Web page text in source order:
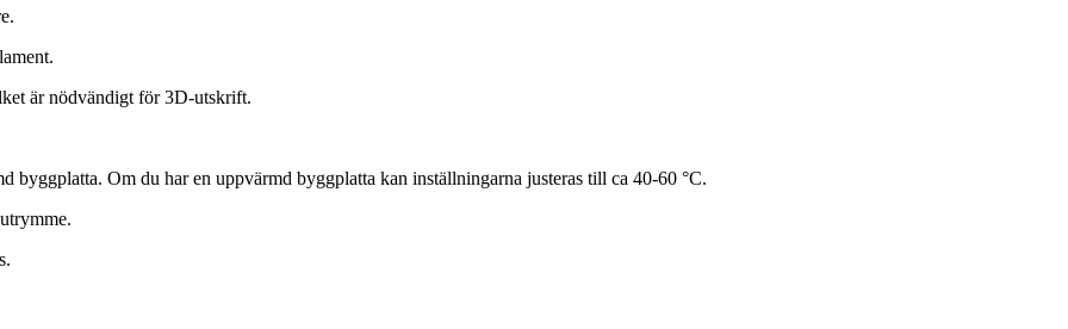
är nödvändigt för 3D-utskrift.
byggplatta. Om du har en uppvärmd byggplatta kan inställningarna justeras till ca 40-60 °C.